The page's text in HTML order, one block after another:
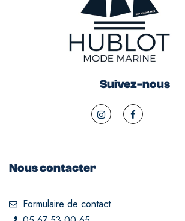
Suivez-nous
Nous contacter
Formulaire de contact